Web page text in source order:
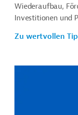
Wiederaufbau,
Investitionen und
Zu wertvollen